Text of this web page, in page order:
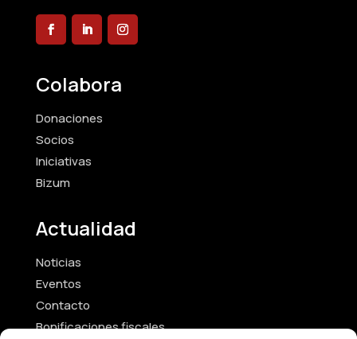
Colabora
Donaciones
Socios
Iniciativas
Bizum
Actualidad
Noticias
Eventos
Contacto
Bonificaciones fiscales